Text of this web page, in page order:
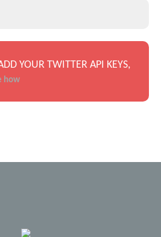
YOUR TWITTER API KEYS,
how